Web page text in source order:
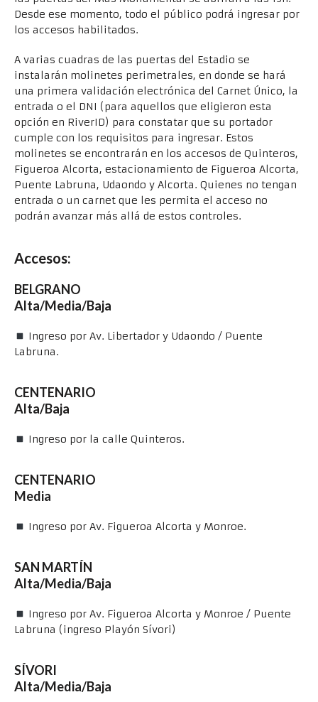
Desde ese momento, todo el público podrá ingresar por
los accesos habilitados.
A varias cuadras de las puertas del Estadio se
instalarán molinetes perimetrales, en donde se hará
una primera validación electrónica del Carnet Único, la
entrada o el DNI (para aquellos que eligieron esta
opción en RiverID) para constatar que su portador
cumple con los requisitos para ingresar. Estos
molinetes se encontrarán en los accesos de Quinteros,
Figueroa Alcorta, estacionamiento de Figueroa Alcorta,
Puente Labruna, Udaondo y Alcorta. Quienes no tengan
entrada o un carnet que les permita el acceso no
podrán avanzar más allá de estos controles.
Accesos:
BELGRANO
Alta/Media/Baja
Ingreso por Av. Libertador y Udaondo / Puente
Labruna.
CENTENARIO
Alta/Baja
Ingreso por la calle Quinteros.
CENTENARIO
Media
Ingreso por Av. Figueroa Alcorta y Monroe.
SAN MARTÍN
Alta/Media/Baja
Ingreso por Av. Figueroa Alcorta y Monroe / Puente
Labruna (ingreso Playón Sívori)
SÍVORI
Alta/Media/Baja